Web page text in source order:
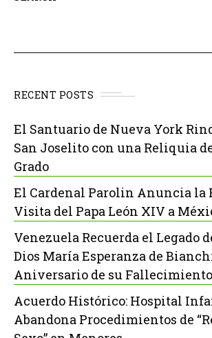
RECENT POSTS
El Santuario de Nueva York
San Joselito con una Reliquia
Grado
El Cardenal Parolin Anuncia la
Visita del Papa León XIV a
Venezuela Recuerda el Legado
Dios María Esperanza de
Aniversario de su Fallecimiento
Acuerdo Histórico: Hospital
Abandona Procedimientos de